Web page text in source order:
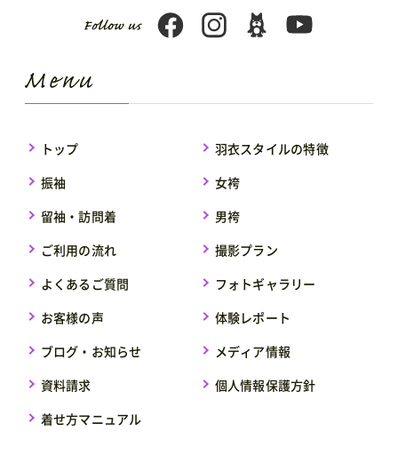
トップ
羽衣スタイルの特徴
振袖
女袴
留袖・訪問着
男袴
ご利用の流れ
撮影プラン
よくあるご質問
フォトギャラリー
お客様の声
体験レポート
ブログ・お知らせ
メディア情報
資料請求
個人情報保護方針
着せ方マニュアル